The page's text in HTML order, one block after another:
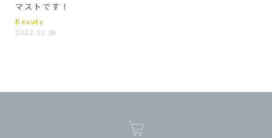
マストです！
Beauty
2022.12.28